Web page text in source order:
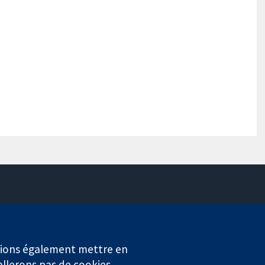
Service de presse
Qui sommes-nous
également mettre en